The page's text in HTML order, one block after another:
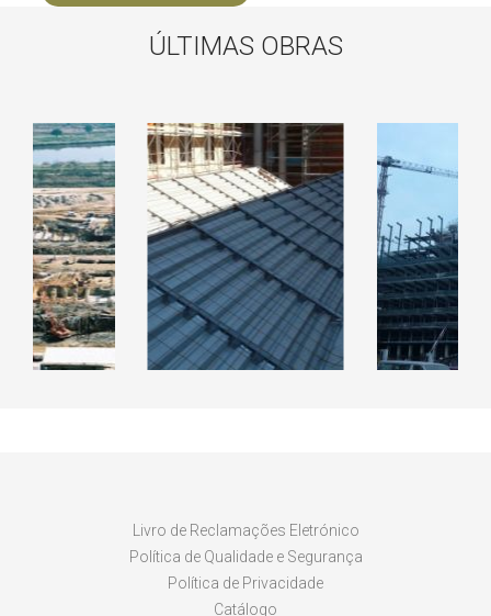
ÚLTIMAS OBRAS
EDIFICIO DO ISCAP
CICLO
DE
Livro de Reclamações Eletrónico
Política de Qualidade e Segurança
Política de Privacidade
Catálogo